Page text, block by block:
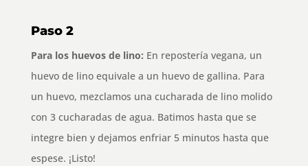
Paso 2
Para los huevos de lino: En repostería vegana, un
huevo de lino equivale a un huevo de gallina. Para
un huevo, mezclamos una cucharada de lino molido
con 3 cucharadas de agua. Batimos hasta que se
integre bien y dejamos enfriar 5 minutos hasta que
espese. ¡Listo!